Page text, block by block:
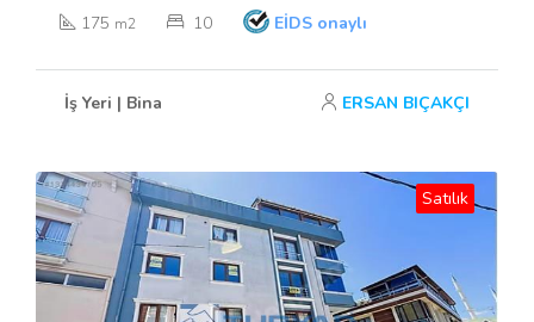
175 m2 10 EİDS onaylı
İş Yeri | Bina ERSAN BIÇAKÇI
Satılık